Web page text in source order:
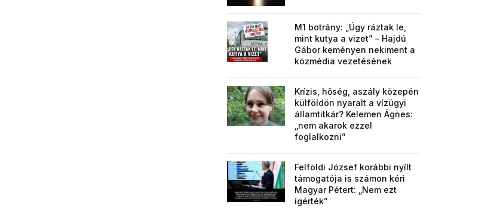
M1 botrány: „Úgy ráztak le,
mint kutya a vizet” – Hajdú
Gábor keményen nekiment a
közmédia vezetésének
Krízis, hőség, aszály közepén
külföldön nyaralt a vízügyi
államtitkár? Kelemen Ágnes:
„nem akarok ezzel
foglalkozni”
Felföldi József korábbi nyílt
támogatója is számon kéri
Magyar Pétert: „Nem ezt
ígérték”